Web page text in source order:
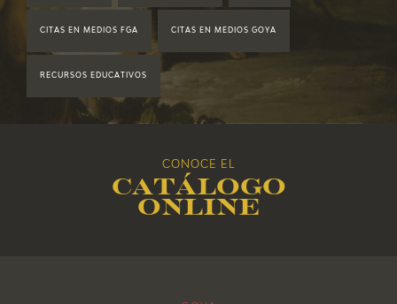
2017
CITAS EN MEDIOS FGA CITAS EN MEDIOS GOYA
RECURSOS EDUCATIVOS
CONOCE EL
Catálogo
online